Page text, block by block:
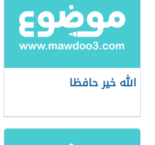
الله خير حافظا